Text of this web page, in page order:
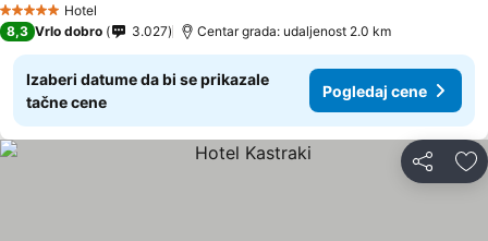
5 ZvezdiceHotel
8,3 Vrlo dobro 3.027 Centar grada: udaljenost 2.0 km
Izaberi datume da bi se prikazale
tačne cene
Pogledaj cene
Deli